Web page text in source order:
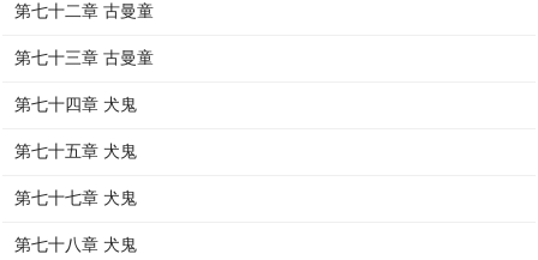
第七十二章 古曼童
第七十三章 古曼童
第七十四章 犬鬼
第七十五章 犬鬼
第七十七章 犬鬼
第七十八章 犬鬼